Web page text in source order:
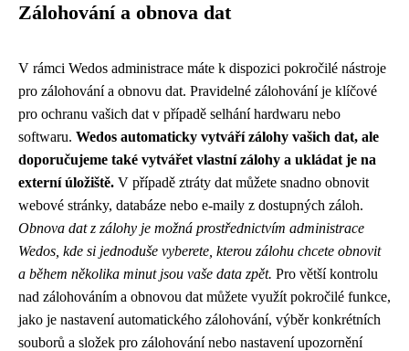
Zálohování a obnova dat
V rámci Wedos administrace máte k dispozici pokročilé nástroje
pro zálohování a obnovu dat. Pravidelné zálohování je klíčové
pro ochranu vašich dat v případě selhání hardwaru nebo
softwaru. Wedos automaticky vytváří zálohy vašich dat, ale
doporučujeme také vytvářet vlastní zálohy a ukládat je na
externí úložiště. V případě ztráty dat můžete snadno obnovit
webové stránky, databáze nebo e-maily z dostupných záloh.
Obnova dat z zálohy je možná prostřednictvím administrace
Wedos, kde si jednoduše vyberete, kterou zálohu chcete obnovit
a během několika minut jsou vaše data zpět. Pro větší kontrolu
nad zálohováním a obnovou dat můžete využít pokročilé funkce,
jako je nastavení automatického zálohování, výběr konkrétních
souborů a složek pro zálohování nebo nastavení upozornění